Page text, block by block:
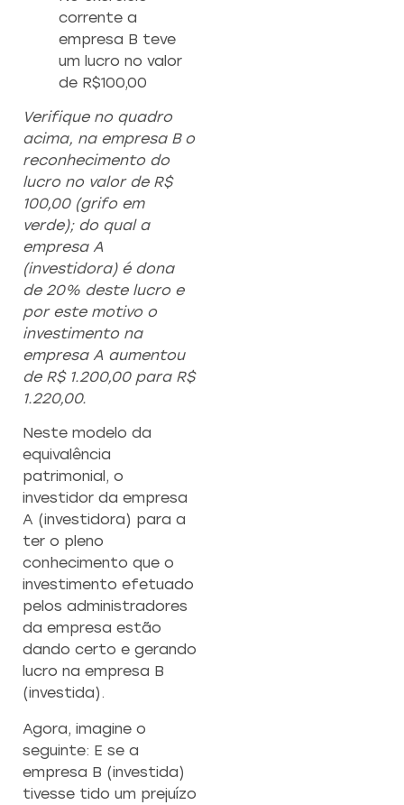
corrente a
empresa B teve
um lucro no valor
de R$100,00
Verifique no quadro
acima, na empresa B o
reconhecimento do
lucro no valor de R$
100,00 (grifo em
verde); do qual a
empresa A
(investidora) é dona
de 20% deste lucro e
por este motivo o
investimento na
empresa A aumentou
de R$ 1.200,00 para R$
1.220,00.
Neste modelo da
equivalência
patrimonial, o
investidor da empresa
A (investidora) para a
ter o pleno
conhecimento que o
investimento efetuado
pelos administradores
da empresa estão
dando certo e gerando
lucro na empresa B
(investida).
Agora, imagine o
seguinte: E se a
empresa B (investida)
tivesse tido um prejuízo